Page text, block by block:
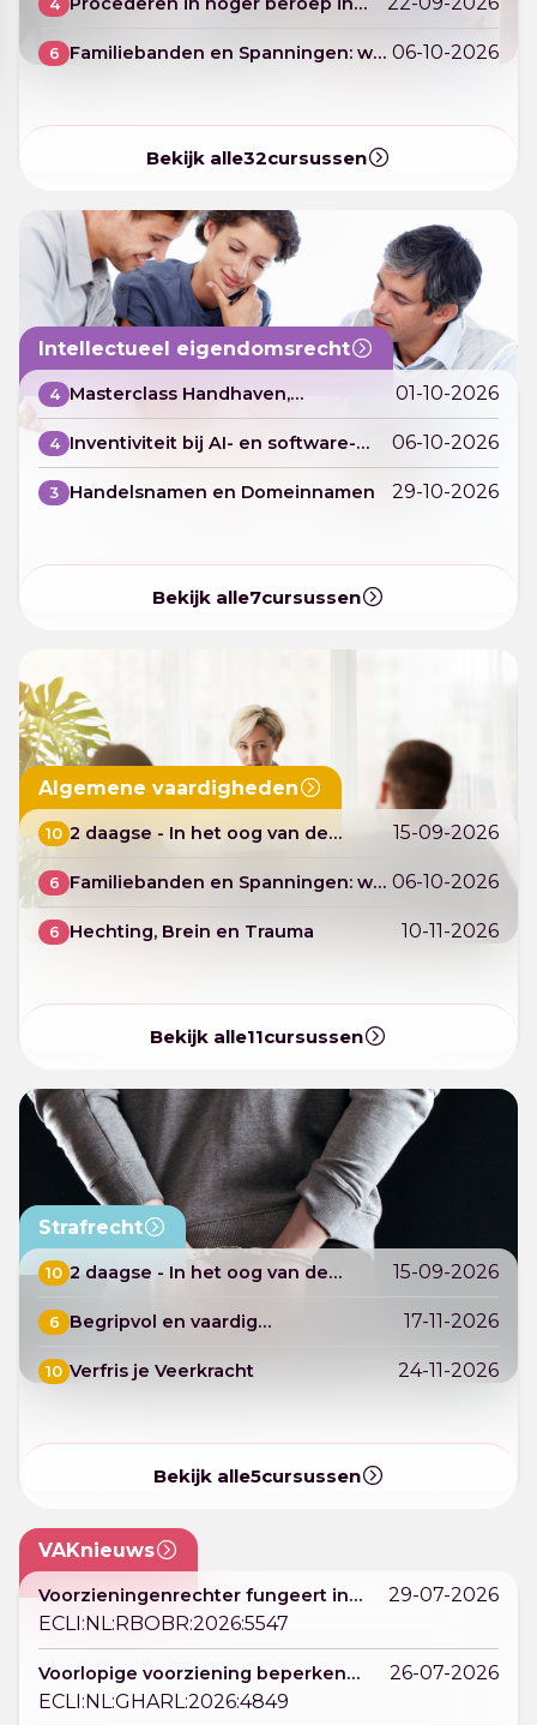
4
6
Familiebanden en Spanningen: wat 06-10-2026
Bekijk alle32cursussen
Intellectueel eigendomsrecht
4
Masterclass Handhaven,
procederen en schikken in IE-
zaken
01-10-2026
4
Inventiviteit bij AI- en software-
uitvindingen
06-10-2026
3 Handelsnamen en Domeinnamen 29-10-2026
Bekijk alle7cursussen
Algemene vaardigheden
10 2 daagse - In het oog van de
orkaan - Ontstressen en bezieling
15-09-2026
6
Familiebanden en Spanningen: wat
handtekeningen niet oplossen
06-10-2026
6 Hechting, Brein en Trauma 10-11-2026
Bekijk alle11cursussen
Strafrecht
10 2 daagse - In het oog van de
15-09-2026
6
Begripvol en vaardig
cliënten
17-11-2026
10 Verfris je Veerkracht 24-11-2026
Bekijk alle5cursussen
VAKnieuws
Voorzieningenrechter fungeert in
kort geding als 'restrechter'
29-07-2026
ECLI:NL:RBOBR:2026:5547
Voorlopige voorziening beperken
omgang
26-07-2026
ECLI:NL:GHARL:2026:4849